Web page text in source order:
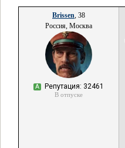
Brissen, 38
Россия, Москва
А Репутация: 32461
В отпуске